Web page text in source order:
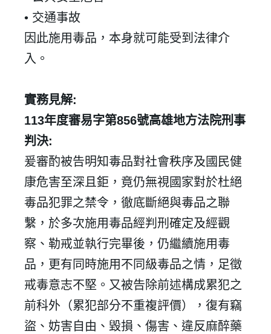
• 交通事故
因此施用毒品，本身就可能受到法律介
入。
實務見解:
113年度審易字第856號高雄地方法院刑事
判決:
爰審酌被告明知毒品對社會秩序及國民健
康危害至深且鉅，竟仍無視國家對於杜絕
毒品犯罪之禁令，徹底斷絕與毒品之聯
繫，於多次施用毒品經判刑確定及經觀
察、勒戒並執行完畢後，仍繼續施用毒
品，更有同時施用不同級毒品之情，足徵
戒毒意志不堅。又被告除前述構成累犯之
前科外（累犯部分不重複評價），復有竊
盜、妨害自由、毀損、傷害、違反麻醉藥